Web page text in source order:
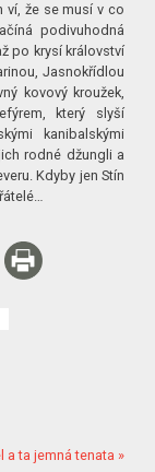
ví, že se musí v co
podivuhodná
po krysí království
Jasnokřídlou
kovový kroužek,
který slyší
kanibalskými
rodné džungli a
Kdyby jen Stín
a ta jemná tenata »